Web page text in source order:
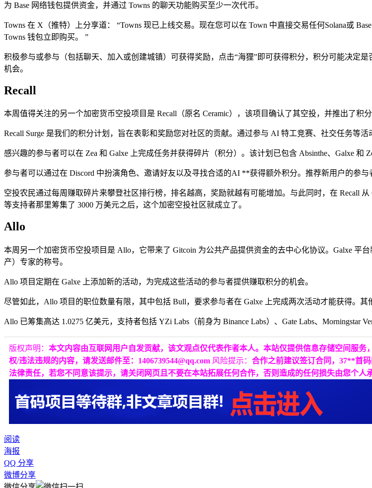
为 Base 网络钱包提供资金，并通过 Towns 的聊天功能购买至少一次代币。
Towns 在 X（推特）上分享道： “Towns 现已上线交易。现在您可以在 Town 中直接交易任何Solana或
Towns 钱包立即购买。 ”
积极参与或参与（包括聊天、加入或创建城镇）可获得奖励，点击“海狸”即可获得积分，积分可能决定
机会。
Recall
本周值得关注的另一个加密货币空投项目是 Recall（原名 Ceramic），该项目确认了其空投，并推出了积
Recall Surge 是我们的积分计划，旨在表彰和奖励您对社区的贡献。通过参与 AI 特工竞赛、社交任务等活
感兴趣的参与者可以在 Zea 和 Galxe 上完成任务并获得碎片（积分）。该计划已包含 Absinthe、Galxe 和
参与者可以通过在 Discord 中扮演角色、邀请好友以及寻找合适的AI **获得额外积分。推荐新用户的参与
空投农民通过每周赚取碎片来攀登社区排行榜，排名越高，奖励就越有可能增加。与此同时，在 Recall 从
等支持者那里筹集了 3000 万美元之后，这个加密空投社区就成立了。
Allo
本周另一个加密货币空投项目是 Allo，它带来了 Gitcoin 为公共产品提供资金的去中心化协议。Galxe 平
产）专家的称号。
Allo 项目定期在 Galxe 上添加新的活动，为完成这些活动的参与者提供赚取积分的机会。
尽管如此，Allo 项目的职位数量有限，其中包括 Bull，要求参与者在 Galxe 上完成两次活动才能获得。其
Allo 已筹集高达 1.0275 亿美元，支持者包括 YZi Labs（前身为 Binance Labs）、Gate Labs、Morningstar
版权声明： 本文内容由互联网用户自发贡献，该文观点仅代表作者本人。本站仅提供信息存储空间服
权/违法违规的内容，请发送邮件至：1406739544@qq.com 风险提示： 合作之前建议签订合同，37**首
法律责任，若您不同意该提示，请关闭网页且不要在本站拓展任何合作，否则造成的任何损失由您个人
阅读
海报
QQ 分享
微博分享